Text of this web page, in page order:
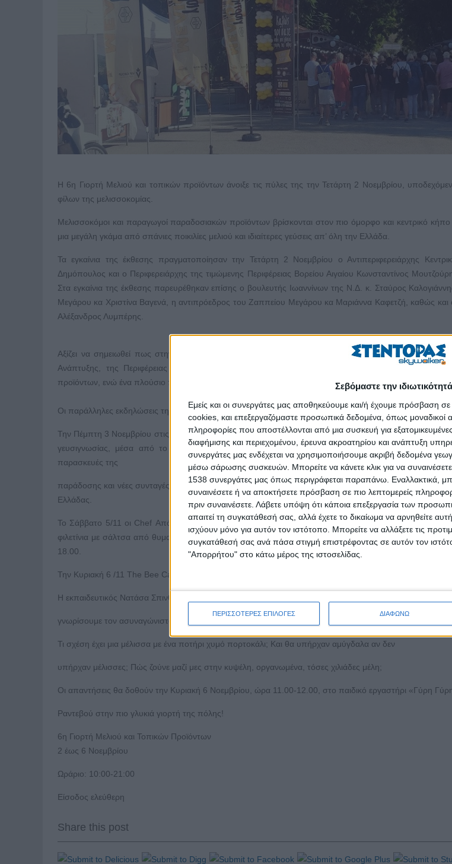
Σεβόμαστε την
Εμείς και οι συνεργάτες μας αποθηκεύουμε και/ή έχουμε πρόσβαση
cookies, και επεξεργαζόμαστε προσωπικά δεδομένα, όπως μοναδικοί
πληροφορίες που αποστέλλονται από μια συσκευή για
διαφήμισης και περιεχομένου, έρευνα ακροατηρίου και ανάπτυξη
συνεργάτες μας ενδέχεται να χρησιμοποιήσουμε ακριβή δεδομένα
μέσω σάρωσης συσκευών. Μπορείτε να κάνετε κλικ για να
1538 συνεργάτες μας όπως περιγράφεται παραπάνω. Εναλλακτικά,
συναινέσετε ή να αποκτήσετε πρόσβαση σε πιο λεπτομερείς
πριν συναινέσετε. Λάβετε υπόψη ότι κάποια επεξεργασία των
απαιτεί τη συγκατάθεσή σας, αλλά έχετε το δικαίωμα να αρνηθείτε
ισχύουν μόνο για αυτόν τον ιστότοπο. Μπορείτε να αλλάξετε τις
συγκατάθεσή σας ανά πάσα στιγμή επιστρέφοντας σε αυτόν τον
"Απορρήτου" στο κάτω μέρος της ιστοσελίδας.
ΠΕΡΙΣΣΟΤΕΡΕΣ ΕΠΙΛΟΓΕΣ ΔΙΑΦΩΝΩ
Η 6η Γιορτή Μελιού και τοπικών προϊόντων άνοιξε τις πύλες της την Τετάρτη 2 Νοεμβρίου,
φίλων της μελισσοκομίας.
Μελισσοκόμοι και παραγωγοί παραδοσιακών προϊόντων βρίσκονται στον πιο όμορφο και κεντρικό
μια μεγάλη γκάμα από σπάνιες ποικιλίες μελιού και ιδιαίτερες γεύσεις απ’ όλη την Ελλάδα.
Τα εγκαίνια της έκθεσης πραγματοποίησαν την Τετάρτη 2 Νοεμβρίου ο Αντιπεριφερειάρχης
Δημόπουλος και ο Περιφερειάρχης της τιμώμενης Περιφέρειας Βορείου Αιγαίου Κωνσταντίνος
Στα εγκαίνια της έκθεσης παρευρέθηκαν επίσης ο βουλευτής Ιωαννίνων της Ν.Δ. κ. Σταύρος
Μεγάρου κα Χριστίνα Βαγενά, η αντιπρόεδρος του Ζαππείου Μεγάρου κα Μαριάννα Καφετζή, καθώς
Αλέξανδρος Λυμπέρης.
Αξίζει να σημειωθεί πως στην 6η Γιορτή Μελιού και τοπικών προϊόντων, η οποία τελεί υπό την
Ανάπτυξης, της Περιφέρειας Αττικής και του Δήμου Αθηναίων, συμμετέχουν 50 παραγωγοί
προϊόντων, ενώ ένα πλούσιο πρόγραμμα παράλληλων εκδηλώσεων θα παρουσιαστεί καθ’ όλη τη
Οι παράλληλες εκδηλώσεις της 6ης Γιορτής Μελιού και τοπικών προϊόντων
Την Πέμπτη 3 Νοεμβρίου στις 18.00 ο πολιτιστικός σύλλογος «Οι φίλοι του μουσείου ορεινής
γευσιγνωσίας, μέσα από το οποίο θα γνωρίσουμε τις ομορφιές και τις νοστιμιές της ορεινής
παρασκευές της
παράδοσης και νέες συνταγές συναντιούνται στην 6η Γιορτή Μελιού για να γνωρίσουμε γευστικά μια από
Ελλάδας.
Το Σάββατο 5/11 οι Chef Απόστολος Κυριακόπουλος, Αλεξανδρής Ευστάθιος και ο Καμινιώτης
φιλετίνια με σάλτσα από θυμαρίσιο μέλι, μελόπιτα Σίφνου, pop-sticks και καριόκες μελιού σε ένα ταξίδι
18.00.
Την Κυριακή 6 /11 The Bee Camp: Ένα εργαστήρι για παιδιά και όσους νιώθουν παιδιά.
Η εκπαιδευτικός Νατάσα Σπινθουράκη μας προσκαλεί να γίνουμε μέλισσες για μέρα και να
γνωρίσουμε τον ασυναγώνιστο κόσμο της κυψέλης.
Τι σχέση έχει μια μέλισσα με ένα ποτήρι χυμό πορτοκάλι; Και θα υπήρχαν αμύγδαλα αν δεν
υπήρχαν μέλισσες; Πώς ζούνε μαζί μες στην κυψέλη, οργανωμένα, τόσες χιλιάδες μέλη;
Οι απαντήσεις θα δοθούν την Κυριακή 6 Νοεμβρίου, ώρα 11.00-12.00, στο παιδικό εργαστήρι «Γύρη
Ραντεβού στην πιο γλυκιά γιορτή της πόλης!
6η Γιορτή Μελιού και Τοπικών Προϊόντων
2 έως 6 Νοεμβρίου
Ωράριο: 10:00-21:00
Είσοδος ελεύθερη
Share this post